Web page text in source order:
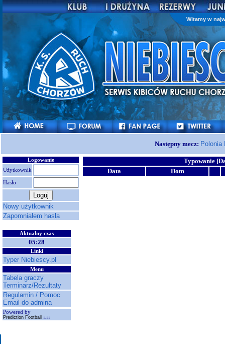
Witamy w
Następny mecz:
Logowanie
Użytkownik
Hasło
Nowy użytkownik
Zapomniałem hasła
Aktualny czas
05:28
Linki
Typer Niebiescy.pl
Menu
Tabela graczy
Terminarz/Rezultaty
Regulamin / Pomoc
Email do admina
Powered by
Prediction Football 1.11
Typowanie
Data
Dom